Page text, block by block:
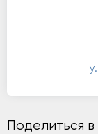
Поделиться